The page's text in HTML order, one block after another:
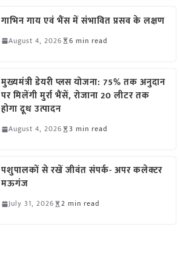
गाभिन गाय एवं भैंस में संभावित प्रसव के लक्षण
August 4, 2026 6 min read
मुख्यमंत्री डेयरी प्लस योजना: 75% तक अनुदान
पर मिलेंगी मुर्रा भैंसें, रोजाना 20 लीटर तक
होगा दूध उत्पादन
August 4, 2026 3 min read
पशुपालकों से रखें जीवंत संपर्क- अपर कलेक्टर
मऊगंज
July 31, 2026 2 min read